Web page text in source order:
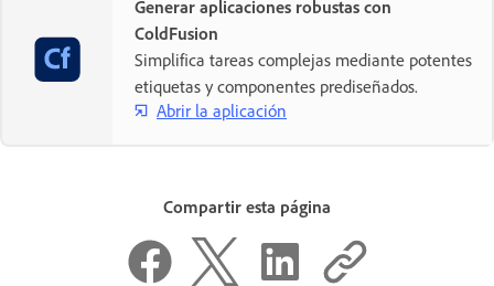
Generar aplicaciones robustas con
ColdFusion
Simplifica tareas complejas mediante potentes
etiquetas y componentes prediseñados.
Abrir la aplicación
Compartir esta página